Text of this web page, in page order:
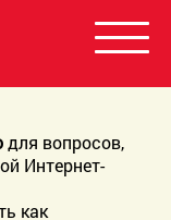
для вопросов,
Интернет-
как